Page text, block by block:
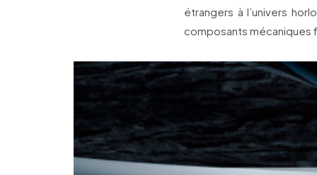
étrangers à l’univers
composants mécaniques